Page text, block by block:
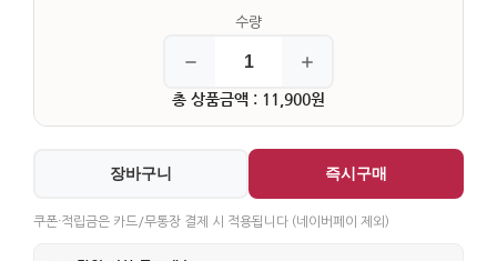
총 상품금액 : 11,900원
장바구니 즉시구매
쿠폰·적립금은 카드/무통장 결제 시 적용됩니다 (네이버페이 제외)